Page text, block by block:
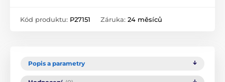
Kód produktu: P27151 Záruka: 24 měsíců
Popis a parametry